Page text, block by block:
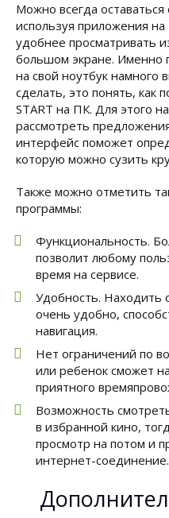
Можно всегда
используя приложения
удобнее просматривать
большом экране. Именно
на свой ноутбук намного
сделать, это понять, как
START на ПК. Для этого
рассмотреть
интерфейс поможет
которую можно сузить
Также можно отметить
программы:
Функциональность.
позволит любому
время на сервисе.
Удобность. Находить
очень удобно,
навигация.
Нет ограничений по
или ребенок сможет
приятного
Возможность
в избранной кино,
просмотр на потом и
интернет-соединение.